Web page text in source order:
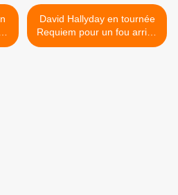
David Hallyday en tournée
Requiem pour un fou arrive
au Dôme de Paris le